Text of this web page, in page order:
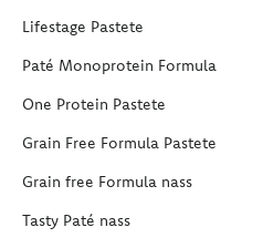
Lifestage Pastete
Paté Monoprotein Formula
One Protein Pastete
Grain Free Formula Pastete
Grain free Formula nass
Tasty Paté nass